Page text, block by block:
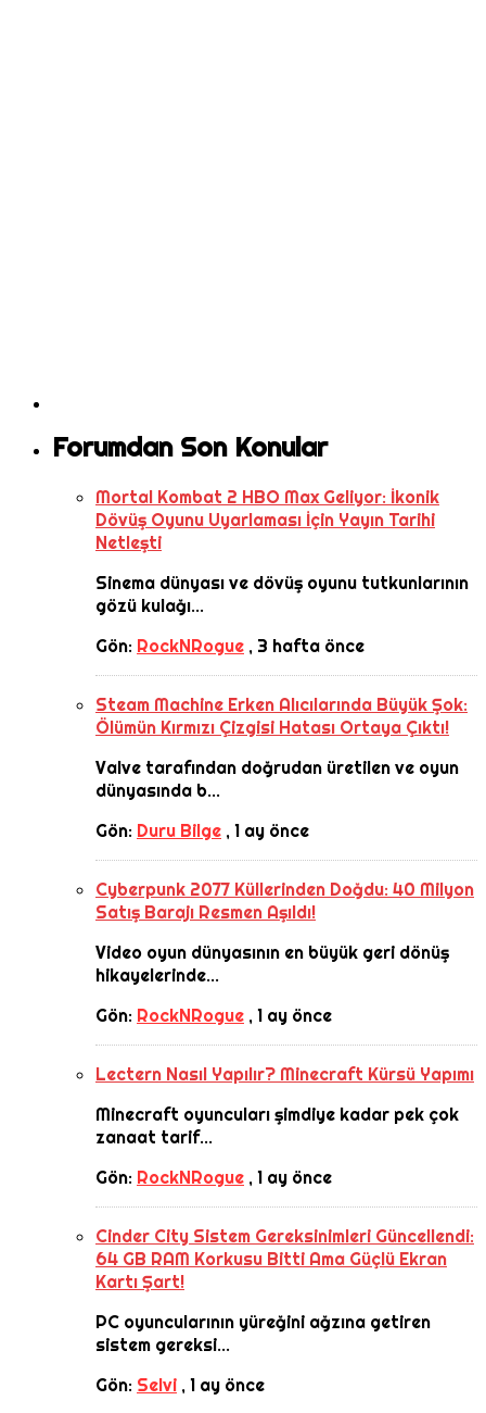
Forumdan Son Konular
Mortal Kombat 2 HBO Max Geliyor: İkonik
Dövüş Oyunu Uyarlaması İçin Yayın Tarihi
Netleşti
Sinema dünyası ve dövüş oyunu tutkunlarının
gözü kulağı...
Gön: RockNRogue , 3 hafta önce
Steam Machine Erken Alıcılarında Büyük Şok:
Ölümün Kırmızı Çizgisi Hatası Ortaya Çıktı!
Valve tarafından doğrudan üretilen ve oyun
dünyasında b...
Gön: Duru Bilge ,1 ay önce
Cyberpunk 2077 Küllerinden Doğdu: 40 Milyon
Satış Barajı Resmen Aşıldı!
Video oyun dünyasının en büyük geri dönüş
hikayelerinde...
Gön: RockNRogue ,1 ay önce
Lectern Nasıl Yapılır? Minecraft Kürsü Yapımı
Minecraft oyuncuları şimdiye kadar pek çok
zanaat tarif...
Gön: RockNRogue ,1 ay önce
Cinder City Sistem Gereksinimleri Güncellendi:
64 GB RAM Korkusu Bitti Ama Güçlü Ekran
Kartı Şart!
PC oyuncularının yüreğini ağzına getiren
sistem gereksi...
Gön: Selvi ,1 ay önce